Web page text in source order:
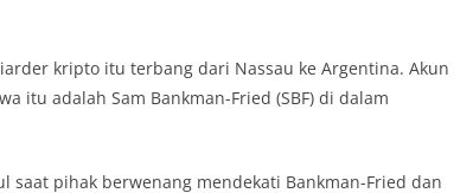
kripto itu terbang dari Nassau ke Argentina. Akun
itu adalah Sam Bankman-Fried (SBF) di dalam
saat pihak berwenang mendekati Bankman-Fried dan